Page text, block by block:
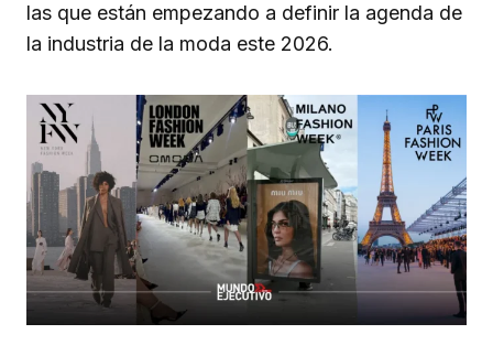
las que están empezando a definir la agenda de
la industria de la moda este 2026.